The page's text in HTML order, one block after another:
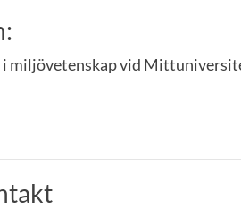
i miljövetenskap vid